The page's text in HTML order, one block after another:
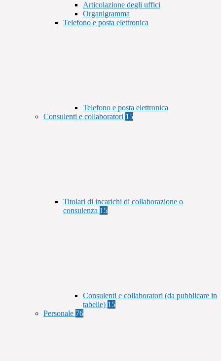
Articolazione degli uffici
Organigramma
Telefono e posta elettronica
Telefono e posta elettronica
Consulenti e collaboratori 15
Titolari di incarichi di collaborazione o
consulenza 15
Consulenti e collaboratori (da pubblicare in
tabelle) 15
Personale 76